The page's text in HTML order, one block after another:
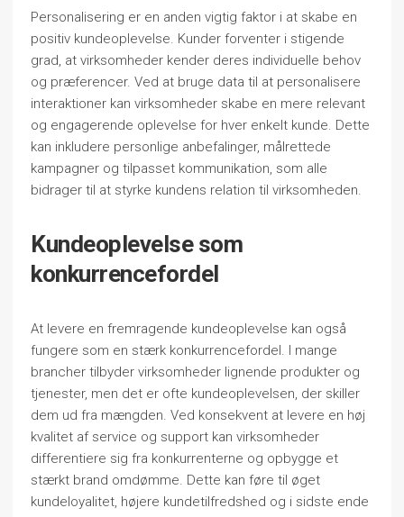
Personalisering er en anden vigtig faktor i at skabe en
positiv kundeoplevelse. Kunder forventer i stigende
grad, at virksomheder kender deres individuelle behov
og præferencer. Ved at bruge data til at personalisere
interaktioner kan virksomheder skabe en mere relevant
og engagerende oplevelse for hver enkelt kunde. Dette
kan inkludere personlige anbefalinger, målrettede
kampagner og tilpasset kommunikation, som alle
bidrager til at styrke kundens relation til virksomheden.
Kundeoplevelse som
konkurrencefordel
At levere en fremragende kundeoplevelse kan også
fungere som en stærk konkurrencefordel. I mange
brancher tilbyder virksomheder lignende produkter og
tjenester, men det er ofte kundeoplevelsen, der skiller
dem ud fra mængden. Ved konsekvent at levere en høj
kvalitet af service og support kan virksomheder
differentiere sig fra konkurrenterne og opbygge et
stærkt brand omdømme. Dette kan føre til øget
kundeloyalitet, højere kundetilfredshed og i sidste ende